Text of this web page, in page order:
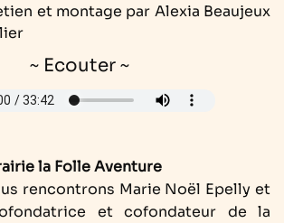
et montage par Alexia Beaujeux
~ Ecouter ~
la Folle Aventure
rencontrons Marie Noël Epelly et
et cofondateur de la